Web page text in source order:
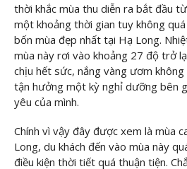
thời khắc mùa thu diễn ra bắt đầu
một khoảng thời gian tuy không
bốn mùa đẹp nhất tại Hạ Long.
mùa này rơi vào khoảng 27 độ trở
chịu hết sức, nắng vàng ươm
tận hưởng một kỳ nghỉ dưỡng bên
yêu của mình.
Chính vì vậy đây được xem là mùa
Long, du khách đến vào mùa này
điều kiện thời tiết quá thuận tiện.